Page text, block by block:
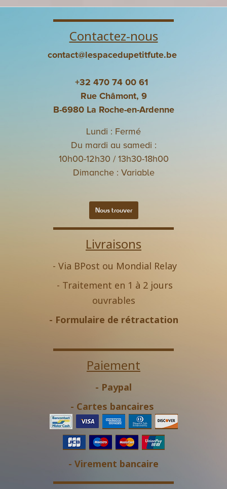
Contactez-nous
contact@lespacedupetitfute.be
+32 470 74 00 61
Rue Châmont, 9
B-6980 La Roche-en-Ardenne
Lundi : Fermé
Du mardi au samedi :
10h00-12h30 / 13h30-18h00
Dimanche : Variable
Nous trouver
Livraisons
- Via BPost ou Mondial Relay
- Traitement en 1 à 2 jours
ouvrables
- Formulaire de rétractation
Paiement
- Paypal
- Cartes bancaires
- Virement bancaire